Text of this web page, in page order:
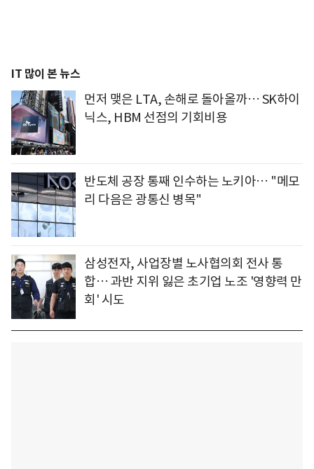
IT 많이 본 뉴스
먼저 맺은 LTA, 손해로 돌아올까… SK하이
닉스, HBM 선점의 기회비용
반도체 공장 통째 인수하는 노키아… "메모
리 다음은 광통신 병목"
삼성전자, 사업장별 노사협의회 전사 통
합… 과반 지위 잃은 초기업 노조 '영향력 만
회' 시도